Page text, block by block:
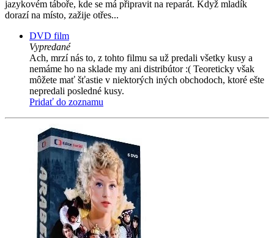
jazykovém táboře, kde se má připravit na reparát. Když mladík
dorazí na místo, zažije otřes...
DVD film
Vypredané
Ach, mrzí nás to, z tohto filmu sa už predali všetky kusy a
nemáme ho na sklade my ani distribútor :( Teoreticky však
môžete mať šťastie v niektorých iných obchodoch, ktoré ešte
nepredali posledné kusy.
Pridať do zoznamu